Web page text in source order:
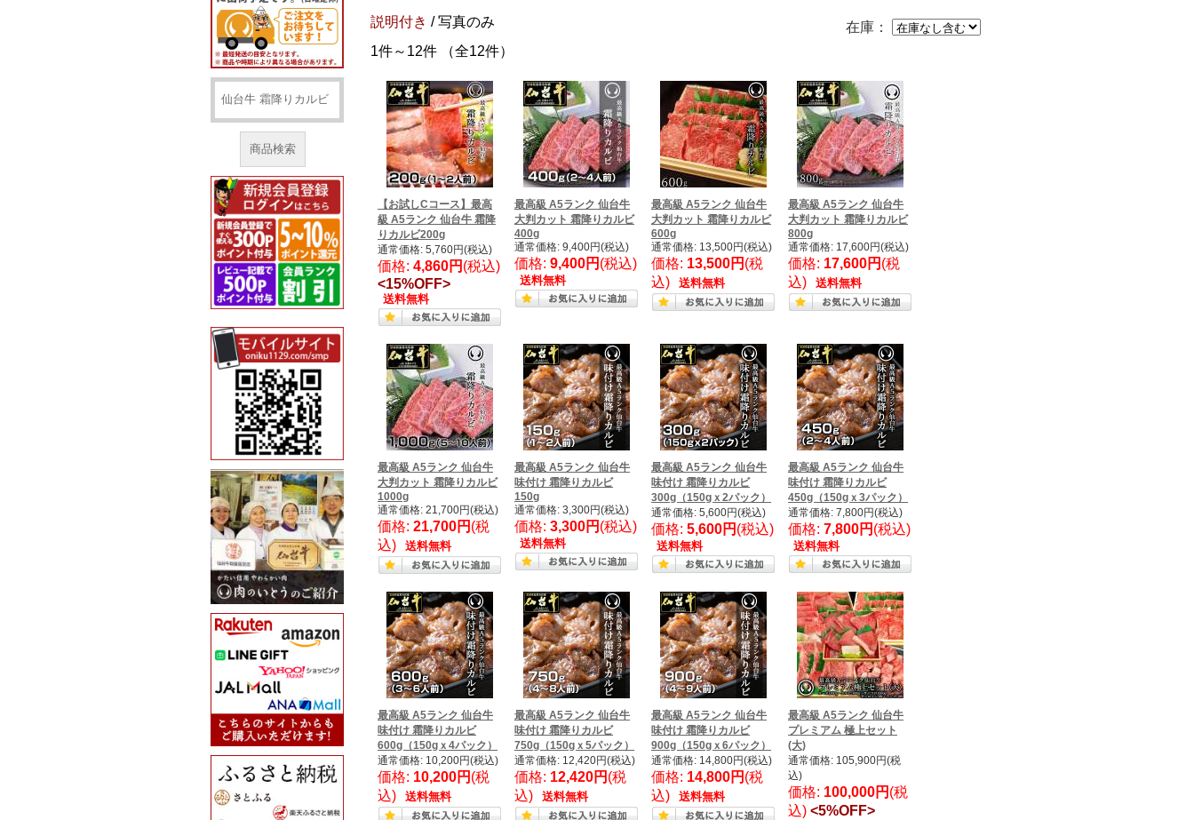
商品検索
在庫：
説明付き / 写真のみ
1件～12件 （全12件）
【お試しCコース】最高
級 A5ランク 仙台牛 霜降
りカルビ200g
通常価格: 5,760円(税込)
価格: 4,860円 (税込)
<15%OFF>
送料無料
最高級 A5ランク 仙台牛
大判カット 霜降りカルビ
400g
通常価格: 9,400円(税込)
価格: 9,400円 (税込)
送料無料
最高級 A5ランク 仙台牛
大判カット 霜降りカルビ
600g
通常価格: 13,500円(税込)
価格: 13,500円 (税
込)
送料無料
最高級 A5ランク 仙台牛
大判カット 霜降りカルビ
800g
通常価格: 17,600円(税込)
価格: 17,600円 (税
込)
送料無料
最高級 A5ランク 仙台牛
大判カット 霜降りカルビ
1000g
通常価格: 21,700円(税込)
価格: 21,700円 (税
込)
送料無料
最高級 A5ランク 仙台牛
味付け 霜降りカルビ
150g
通常価格: 3,300円(税込)
価格: 3,300円 (税込)
送料無料
最高級 A5ランク 仙台牛
味付け 霜降りカルビ
300g（150gｘ2パック）
通常価格: 5,600円(税込)
価格: 5,600円 (税込)
送料無料
最高級 A5ランク 仙台牛
味付け 霜降りカルビ
450g（150gｘ3パック）
通常価格: 7,800円(税込)
価格: 7,800円 (税込)
送料無料
最高級 A5ランク 仙台牛
味付け 霜降りカルビ
600g（150gｘ4パック）
通常価格: 10,200円(税込)
価格: 10,200円 (税
込)
送料無料
最高級 A5ランク 仙台牛
味付け 霜降りカルビ
750g（150gｘ5パック）
通常価格: 12,420円(税込)
価格: 12,420円 (税
込)
送料無料
最高級 A5ランク 仙台牛
味付け 霜降りカルビ
900g（150gｘ6パック）
通常価格: 14,800円(税込)
価格: 14,800円 (税
込)
送料無料
最高級 A5ランク 仙台牛
プレミアム 極上セット
(大)
通常価格: 105,900円(税
込)
価格: 100,000円 (税
込) <5%OFF>